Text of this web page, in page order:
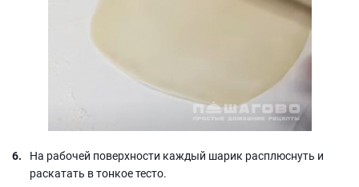
На рабочей поверхности каждый шарик расплюснуть и
раскатать в тонкое тесто.